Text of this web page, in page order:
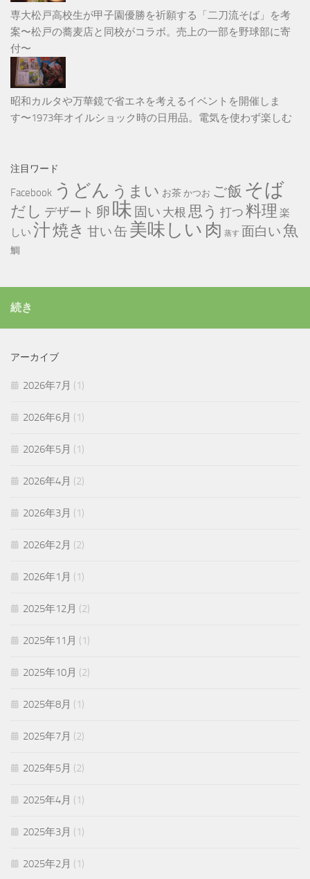
専大松戸高校生が甲子園優勝を祈願する「二刀流そば」を考
案〜松戸の蕎麦店と同校がコラボ。売上の一部を野球部に寄
付〜
昭和カルタや万華鏡で省エネを考えるイベントを開催しま
す〜1973年オイルショック時の日用品。電気を使わず楽しむ
注目ワード
Facebook うどん うまい お茶 かつお ご飯 そば
だし デザート 卵 味 固い 大根 思う 打つ 料理 楽
しい 汁焼き 甘い缶美味しい 肉 蒸す 面白い 魚
鯛
続き
アーカイブ
2026年7月 (1)
2026年6月 (1)
2026年5月 (1)
2026年4月 (2)
2026年3月 (1)
2026年2月 (2)
2026年1月 (1)
2025年12月 (2)
2025年11月 (1)
2025年10月 (2)
2025年8月 (1)
2025年7月 (2)
2025年5月 (2)
2025年4月 (1)
2025年3月 (1)
2025年2月 (1)